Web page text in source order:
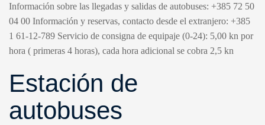
Información sobre las llegadas y salidas de autobuses: +385 72 50
04 00 Información y reservas, contacto desde el extranjero: +385
1 61-12-789 Servicio de consigna de equipaje (0-24): 5,00 kn por
hora ( primeras 4 horas), cada hora adicional se cobra 2,5 kn
Estación de
autobuses